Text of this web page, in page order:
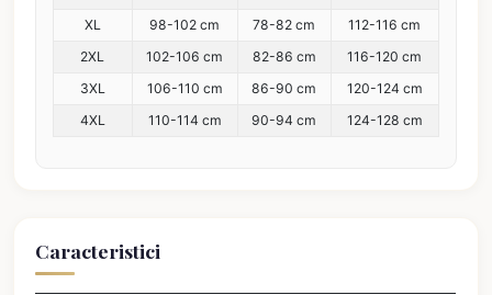
XL
98-102 cm 78-82 cm
112-116 cm
2XL
102-106 cm 82-86 cm
116-120 cm
3XL
106-110 cm 86-90 cm
120-124 cm
4XL
110-114 cm 90-94 cm 124-128 cm
Caracteristici